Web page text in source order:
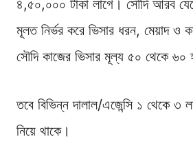
৪,৫০,০০০ টাকা লাগে। সৌদি আরব
মূলত নির্ভর করে ভিসার ধরন, মেয়াদ ও
সৌদি কাজের ভিসার মূল্য ৫০ থেকে ৬০
তবে বিভিন্ন দালাল/এজেন্সি ১ থেকে ৩
নিয়ে থাকে।